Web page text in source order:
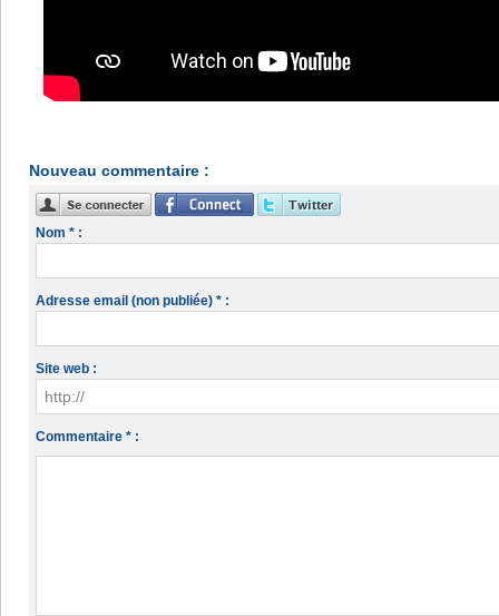
Nouveau commentaire :
Nom * :
Adresse email (non publiée) * :
Site web :
Commentaire * :